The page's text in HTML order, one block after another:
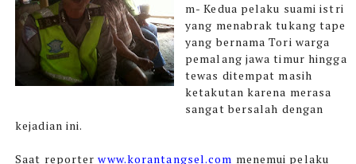
m- Kedua pelaku suami istri
yang menabrak tukang tape
yang bernama Tori warga
pemalang jawa timur hingga
tewas ditempat masih
ketakutan karena merasa
sangat bersalah dengan
kejadian ini.
Saat reporterwww.korantangsel.com menemui pelaku